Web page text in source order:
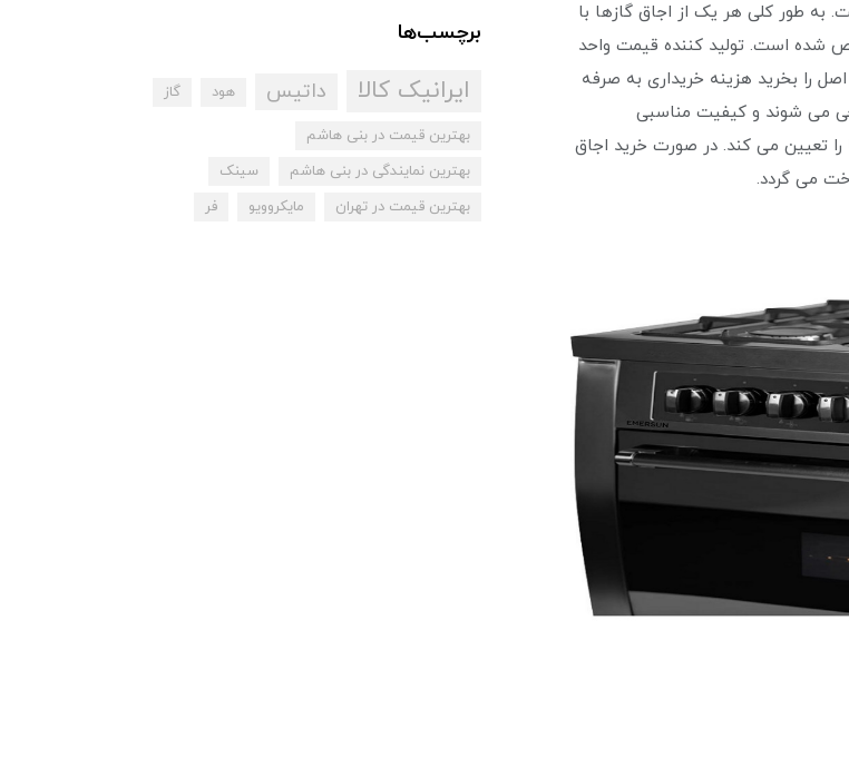
به طور کلی هر یک از اجاق گازها با
شده است. تولید کننده قیمت واحد
را بخرید هزینه خریداری به صرفه‌
می ‌شوند و کیفیت مناسبی
تعیین می‌ کند. در صورت خرید اجاق
می ‌گردد.
برچسب‌ها
ایرانیک کالا داتیس هود گاز
بهترین قیمت در بنی هاشم
بهترین نمایندگی در بنی هاشم
سینک
بهترین قیمت در تهران
مایکروویو فر